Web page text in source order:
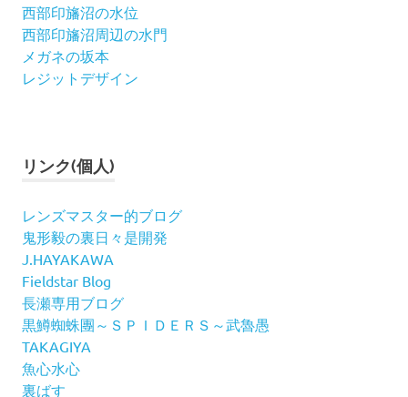
西部印旛沼の水位
西部印旛沼周辺の水門
メガネの坂本
レジットデザイン
リンク(個人)
レンズマスター的ブログ
鬼形毅の裏日々是開発
J.HAYAKAWA
Fieldstar Blog
長瀬専用ブログ
黒鱒蜘蛛團～ＳＰＩＤＥＲＳ～武魯愚
TAKAGIYA
魚心水心
裏ばす